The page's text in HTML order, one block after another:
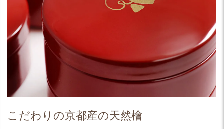
こだわりの京都産の天然檜